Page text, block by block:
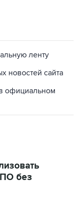
ленту
новостей сайта
официальном
без